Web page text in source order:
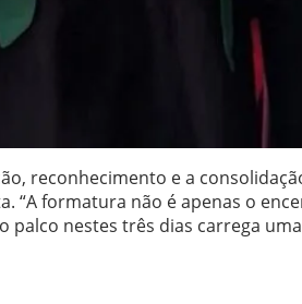
reconhecimento e a
“A formatura não é apenas o
palco nestes três dias carrega